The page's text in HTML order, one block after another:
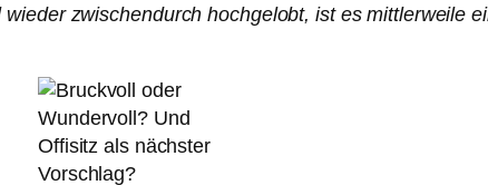
zwischendurch hochgelobt, ist es mittlerweile